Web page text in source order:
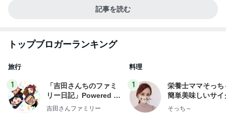
記事を読む
トップブロガーランキング
旅行
1
「吉田さんちのファミ
リー日記」Powered b
y Ameba 吉田さんファ
吉田さんファミリー
料理
1
栄養士ママそっち
簡単美味しいサイ
献立
そっち～